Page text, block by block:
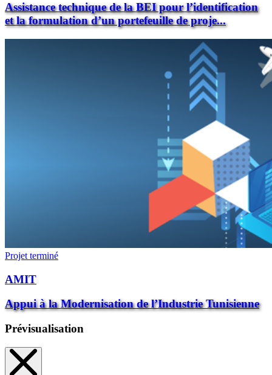
Assistance technique de la BEI pour l’identification
et la formulation d’un portefeuille de proje...
Projet terminé
AMIT
Appui à la Modernisation de l’Industrie Tunisienne
Prévisualisation